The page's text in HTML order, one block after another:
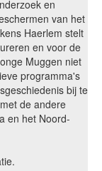
en
van het
Haerlem stelt
en voor de
Muggen niet
programma's
bij te
de andere
en het Noord-